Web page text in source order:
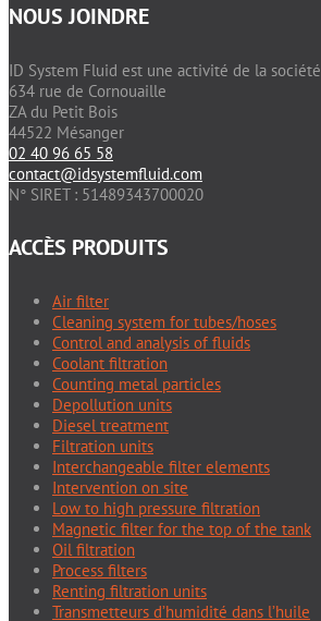
NOUS JOINDRE
ID System Fluid est une activité de la société
634 rue de Cornouaille
ZA du Petit Bois
44522 Mésanger
02 40 96 65 58
contact@idsystemfluid.com
N° SIRET : 51489343700020
ACCÈS PRODUITS
Air filter
Cleaning system for tubes/hoses
Control and analysis of fluids
Coolant filtration
Counting metal particles
Depollution units
Diesel treatment
Filtration units
Interchangeable filter elements
Intervention on site
Low to high pressure filtration
Magnetic filter for the top of the tank
Oil filtration
Process filters
Renting filtration units
Transmetteurs d’humidité dans l’huile